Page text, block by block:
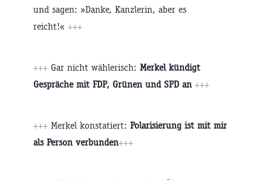
und sagen: »Danke, Kanzlerin, aber es
reicht!« +++
+++ Gar nicht wählerisch: Merkel kündigt
Gespräche mit FDP, Grünen und SPD an +++
+++ Merkel konstatiert: Polarisierung ist mit mir
als Person verbunden+++